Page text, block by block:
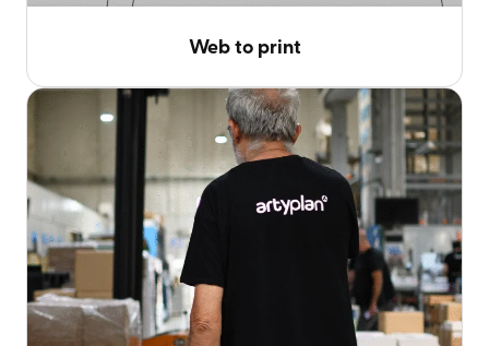
Web to print